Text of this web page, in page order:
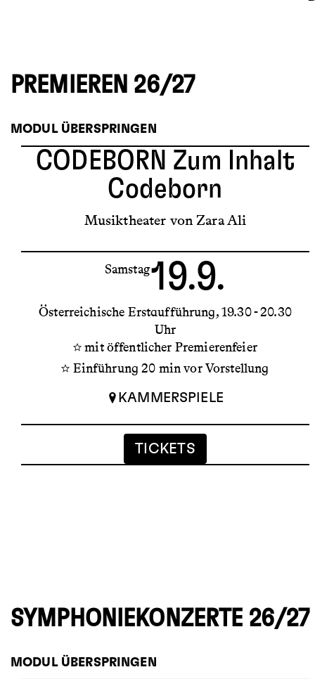
PREMIEREN 26/27
MODUL ÜBERSPRINGEN
CODEBORN Zum Inhalt
Codeborn
Musiktheater von Zara Ali
Samstag19.9.
Österreichische Erstaufführung 19.30 - 20.30
Uhr
mit öffentlicher Premierenfeier
Einführung 20 min vor Vorstellung
KAMMERSPIELE
TICKETS
SYMPHONIEKONZERTE 26/27
MODUL ÜBERSPRINGEN